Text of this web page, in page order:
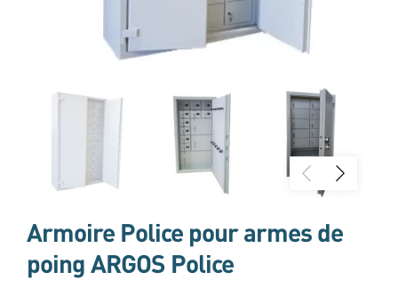
Armoire Police pour armes de
poing ARGOS Police